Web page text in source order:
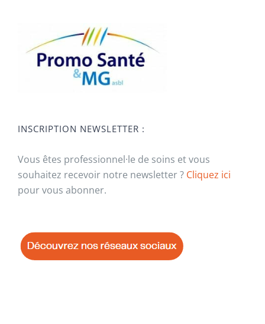
INSCRIPTION NEWSLETTER :
Vous êtes professionnel·le de soins et vous
souhaitez recevoir notre newsletter ? Cliquez ici
pour vous abonner.